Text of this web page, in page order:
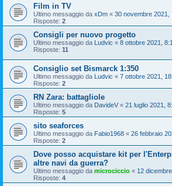
Film in TV
Ultimo messaggio da xDm « 30 novembre 2021,
Risposte: 2
Consigli per nuovo progetto
Ultimo messaggio da Ludvic « 8 ottobre 2021,
Risposte: 11
Consiglio set Bismarck 1:350
Ultimo messaggio da Ludvic « 7 ottobre 2021,
Risposte: 2
RN Zara: battagliole
Ultimo messaggio da DavideV « 21 luglio 2021,
Risposte: 5
sito seaforces
Ultimo messaggio da Fabio1968 « 26 febbraio
Risposte: 2
Dove posso acquistare kit per
altre navi da guerra?
Ultimo messaggio da microciccio « 12
Risposte: 4